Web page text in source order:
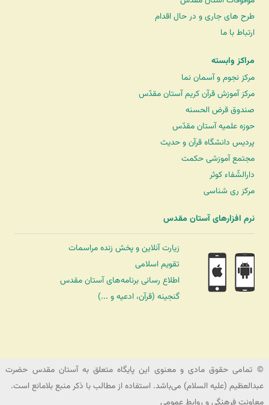
طرح های جاری و در حال اقدام
ارتباط با ما
مراکز وابسته
مرکز نجوم و آسمان نما
مرکز آموزش قرآن کریم آستان مقدّس
صندوق قرض الحسنه
حوزه علمیه آستان مقدّس
پردیس دانشگاه قرآن و حدیث
مجتمع آموزشی حکمت
دارالشّفاء کوثر
مرکز ری شناسی
نرم افزارهای آستان مقدس
زیارت آنلاین و پخش زنده مراسمات
تقویم اسلامی
اطلاع رسانی برنامه‌های آستان مقدس
گنجینه (قرآن، ادعیه و ...)
© تمامی حقوق مادی و معنوی این پایگاه متعلق به آستان مقدس حضرت
عبدالعظیم (علیه السلام) می‌باشد. استفاده از مطالب با ذکر منبع بلامانع است.
معاونت فرهنگی و روابط عمومی